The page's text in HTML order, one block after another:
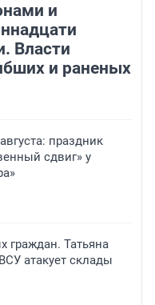
и
Власти
и раненых
праздник
сдвиг» у
граждан. Татьяна
атакует склады